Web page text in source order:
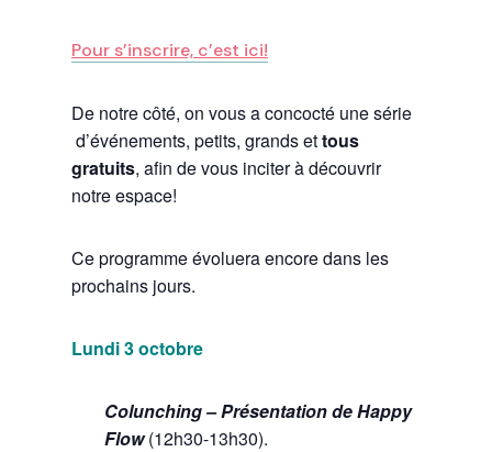
Pour s’inscrire, c’est ici!
De notre côté, on vous a concocté une série
d’événements, petits, grands ettous
gratuits, afin de vous inciter à découvrir
notre espace!
Ce programme évoluera encore dans les
prochains jours.
Lundi 3 octobre
Colunching – Présentation de Happy
Flow (12h30-13h30).